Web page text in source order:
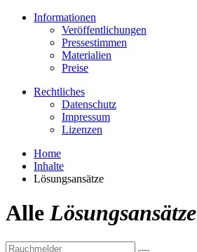
Informationen
Veröffentlichungen
Pressestimmen
Materialien
Preise
Rechtliches
Datenschutz
Impressum
Lizenzen
Home
Inhalte
Lösungsansätze
AlleLösungsansätze